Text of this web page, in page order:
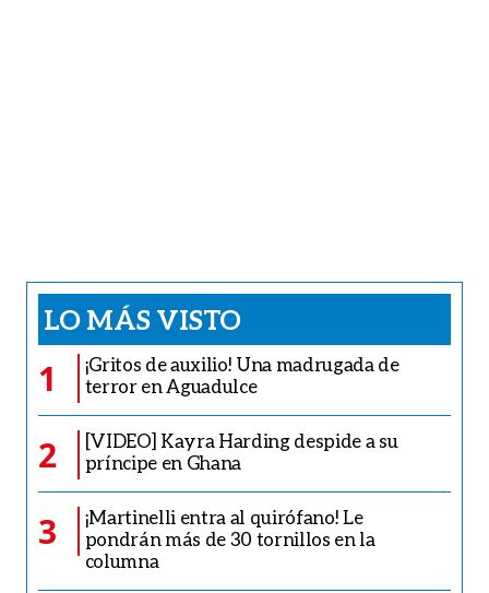
LO MÁS VISTO
1
¡Gritos de auxilio! Una madrugada de
terror en Aguadulce
2
[VIDEO] Kayra Harding despide a su
príncipe en Ghana
3
¡Martinelli entra al quirófano! Le
pondrán más de 30 tornillos en la
columna